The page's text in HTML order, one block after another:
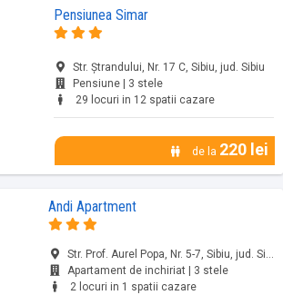
Pensiunea Simar
Str. Ștrandului, Nr. 17 C, Sibiu, jud. Sibiu
Pensiune | 3 stele
29 locuri in 12 spatii cazare
de la 220 lei
Andi Apartment
Str. Prof. Aurel Popa, Nr. 5-7, Sibiu, jud. Sibiu
Apartament de inchiriat | 3 stele
2 locuri in 1 spatii cazare